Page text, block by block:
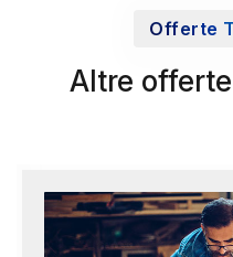
Offerte
Altre